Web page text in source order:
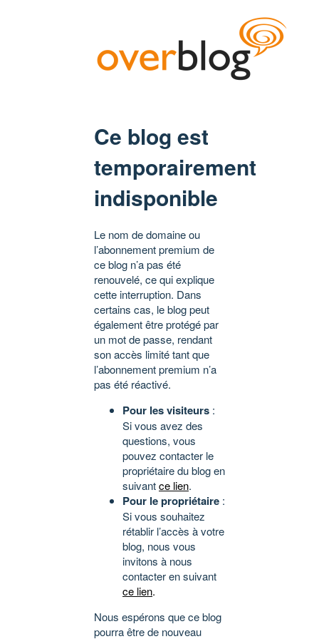
Ce blog est
temporairement
indisponible
Le nom de domaine ou
l’abonnement premium de
ce blog n’a pas été
renouvelé, ce qui explique
cette interruption. Dans
certains cas, le blog peut
également être protégé par
un mot de passe, rendant
son accès limité tant que
l’abonnement premium n’a
pas été réactivé.
Pour les visiteurs :
Si vous avez des
questions, vous
pouvez contacter le
propriétaire du blog en
suivantce lien.
Pour le propriétaire :
Si vous souhaitez
rétablir l’accès à votre
blog, nous vous
invitons à nous
contacter en suivant
ce lien.
Nous espérons que ce blog
pourra être de nouveau